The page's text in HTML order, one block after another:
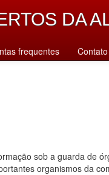
DA
frequentes Contato
sob a guarda de
organismos da